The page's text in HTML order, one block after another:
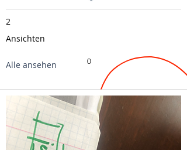
2
Ansichten
0
Alle ansehen